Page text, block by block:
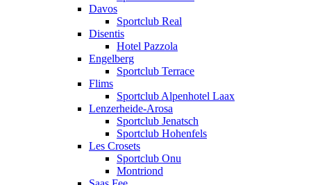
Davos
Sportclub Real
Disentis
Hotel Pazzola
Engelberg
Sportclub Terrace
Flims
Sportclub Alpenhotel Laax
Lenzerheide-Arosa
Sportclub Jenatsch
Sportclub Hohenfels
Les Crosets
Sportclub Onu
Montriond